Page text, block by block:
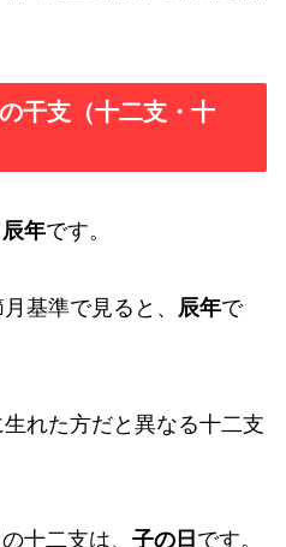
干支（十二支・十
辰年です。
基準で見ると、 辰年で
れた方だと異なる十二支
十二支は、 子の日 です。